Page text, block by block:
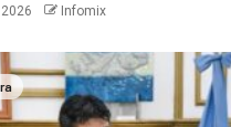
Infomix